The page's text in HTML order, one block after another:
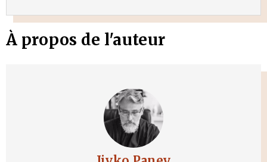
À propos de l'auteur